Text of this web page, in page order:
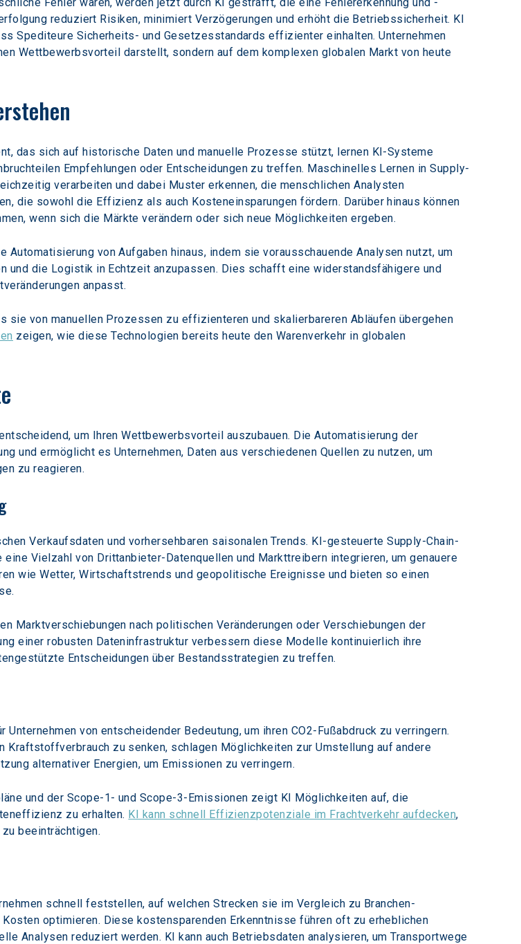
reduziert Risiken, minimiert Verzögerungen und erhöht die Betriebssicherheit. KI
Spediteure Sicherheits- und Gesetzesstandards effizienter einhalten. Unternehmen
Wettbewerbsvorteil darstellt, sondern auf dem komplexen globalen Markt von heute
das sich auf historische Daten und manuelle Prozesse stützt, lernen KI-Systeme
Empfehlungen oder Entscheidungen zu treffen. Maschinelles Lernen in Supply-
verarbeiten und dabei Muster erkennen, die menschlichen Analysten
die sowohl die Effizienz als auch Kosteneinsparungen fördern. Darüber hinaus können
wenn sich die Märkte verändern oder sich neue Möglichkeiten ergeben.
von Aufgaben hinaus, indem sie vorausschauende Analysen nutzt, um
und die Logistik in Echtzeit anzupassen. Dies schafft eine widerstandsfähigere und
anpasst.
sie von manuellen Prozessen zu effizienteren und skalierbareren Abläufen übergehen
zeigen, wie diese Technologien bereits heute den Warenverkehr in globalen
um Ihren Wettbewerbsvorteil auszubauen. Die Automatisierung der
und ermöglicht es Unternehmen, Daten aus verschiedenen Quellen zu nutzen, um
zu reagieren.
Verkaufsdaten und vorhersehbaren saisonalen Trends. KI-gesteuerte Supply-Chain-
Vielzahl von Drittanbieter-Datenquellen und Markttreibern integrieren, um genauere
wie Wetter, Wirtschaftstrends und geopolitische Ereignisse und bieten so einen
Marktverschiebungen nach politischen Veränderungen oder Verschiebungen der
einer robusten Dateninfrastruktur verbessern diese Modelle kontinuierlich ihre
Entscheidungen über Bestandsstrategien zu treffen.
von entscheidender Bedeutung, um ihren CO2-Fußabdruck zu verringern.
Kraftstoffverbrauch zu senken, schlagen Möglichkeiten zur Umstellung auf andere
alternativer Energien, um Emissionen zu verringern.
und der Scope-1- und Scope-3-Emissionen zeigt KI Möglichkeiten auf, die
zu erhalten. KI kann schnell Effizienzpotenziale im Frachtverkehr aufdecken,
beeinträchtigen.
schnell feststellen, auf welchen Strecken sie im Vergleich zu Branchen-
optimieren. Diese kostensparenden Erkenntnisse führen oft zu erheblichen
Analysen reduziert werden. KI kann auch Betriebsdaten analysieren, um Transportwege